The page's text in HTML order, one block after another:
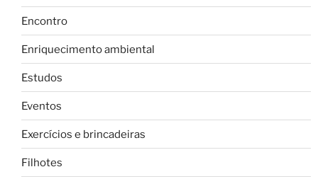
Encontro
Enriquecimento ambiental
Estudos
Eventos
Exercícios e brincadeiras
Filhotes